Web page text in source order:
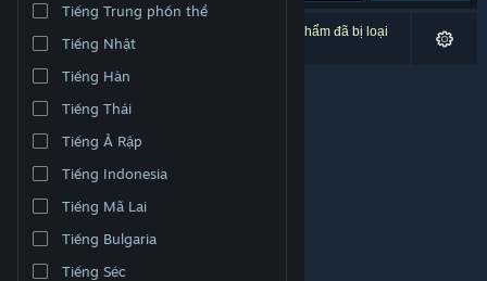
Thay đổi ngôn ngữ
Cài ứng dụng Steam di động
Xem web cho desktop
Tiếng Trung phồn thể
Tiếng Nhật
Tiếng Hàn
Tiếng Thái
Tiếng Ả Rập
Tiếng Indonesia
Tiếng Mã Lai
Tiếng Bulgaria
Tiếng Séc
0 kết quả phù hợp tìm kiếm của bạn. 1 tựa sản phẩm đã bị loại
trừ dựa trên tùy chỉnh của bạn.